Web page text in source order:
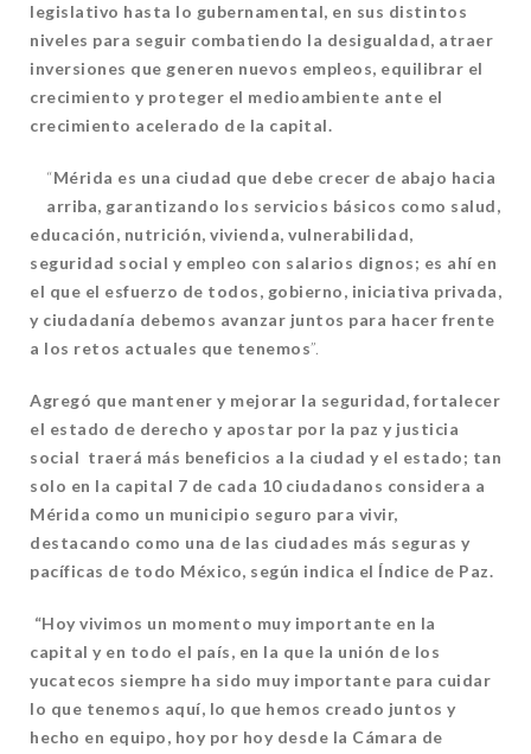
legislativo hasta lo gubernamental, en sus distintos
niveles para seguir combatiendo la desigualdad, atraer
inversiones que generen nuevos empleos, equilibrar el
crecimiento y proteger el medioambiente ante el
crecimiento acelerado de la capital.
“Mérida es una ciudad que debe crecer de abajo hacia
arriba, garantizando los servicios básicos como salud,
educación, nutrición, vivienda, vulnerabilidad,
seguridad social y empleo con salarios dignos; es ahí en
el que el esfuerzo de todos, gobierno, iniciativa privada,
y ciudadanía debemos avanzar juntos para hacer frente
a los retos actuales que tenemos”.
Agregó que mantener y mejorar la seguridad, fortalecer
el estado de derecho y apostar por la paz y justicia
social traerá más beneficios a la ciudad y el estado; tan
solo en la capital 7 de cada 10 ciudadanos considera a
Mérida como un municipio seguro para vivir,
destacando como una de las ciudades más seguras y
pacíficas de todo México, según indica el Índice de Paz.
“Hoy vivimos un momento muy importante en la
capital y en todo el país, en la que la unión de los
yucatecos siempre ha sido muy importante para cuidar
lo que tenemos aquí, lo que hemos creado juntos y
hecho en equipo, hoy por hoy desde la Cámara de